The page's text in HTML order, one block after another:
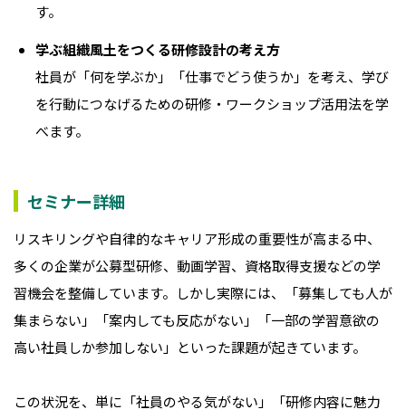
す。
学ぶ組織風土をつくる研修設計の考え方
社員が「何を学ぶか」「仕事でどう使うか」を考え、学び
を行動につなげるための研修・ワークショップ活用法を学
べます。
セミナー詳細
リスキリングや自律的なキャリア形成の重要性が高まる中、
多くの企業が公募型研修、動画学習、資格取得支援などの学
習機会を整備しています。しかし実際には、「募集しても人が
集まらない」「案内しても反応がない」「一部の学習意欲の
高い社員しか参加しない」といった課題が起きています。
この状況を、単に「社員のやる気がない」「研修内容に魅力